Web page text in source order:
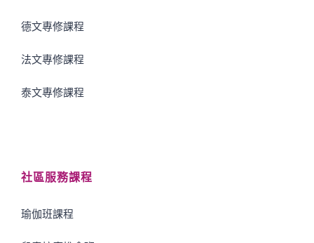
德文專修課程
法文專修課程
泰文專修課程
社區服務課程
瑜伽班課程